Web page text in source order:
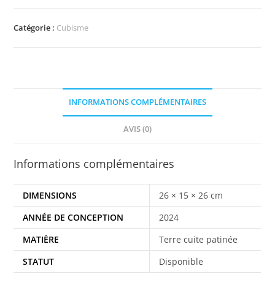
Catégorie : Cubisme
INFORMATIONS COMPLÉMENTAIRES
AVIS (0)
Informations complémentaires
DIMENSIONS
26 × 15 × 26 cm
ANNÉE DE CONCEPTION
2024
MATIÈRE
Terre cuite patinée
STATUT
Disponible